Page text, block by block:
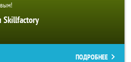
Skillfactory
ПОДРОБНЕЕ